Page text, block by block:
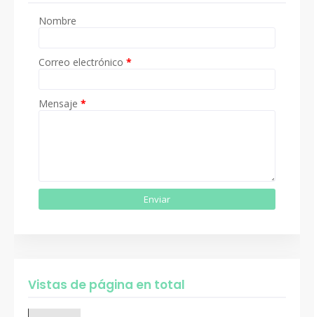
Nombre
Correo electrónico *
Mensaje *
Vistas de página en total